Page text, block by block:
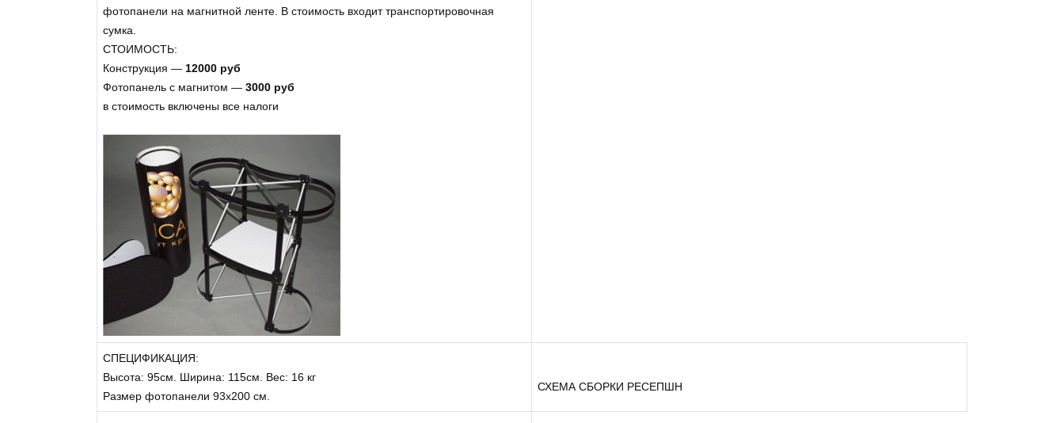
фотопанели на магнитной ленте. В стоимость входит транспортировочная
сумка.
СТОИМОСТЬ:
Конструкция —12000 руб
Фотопанель с магнитом —3000 руб
в стоимость включены все налоги
СПЕЦИФИКАЦИЯ:
Высота: 95см. Ширина: 115см. Вес: 16 кг
Размер фотопанели 93х200 см.
СХЕМА СБОРКИ РЕСЕПШН